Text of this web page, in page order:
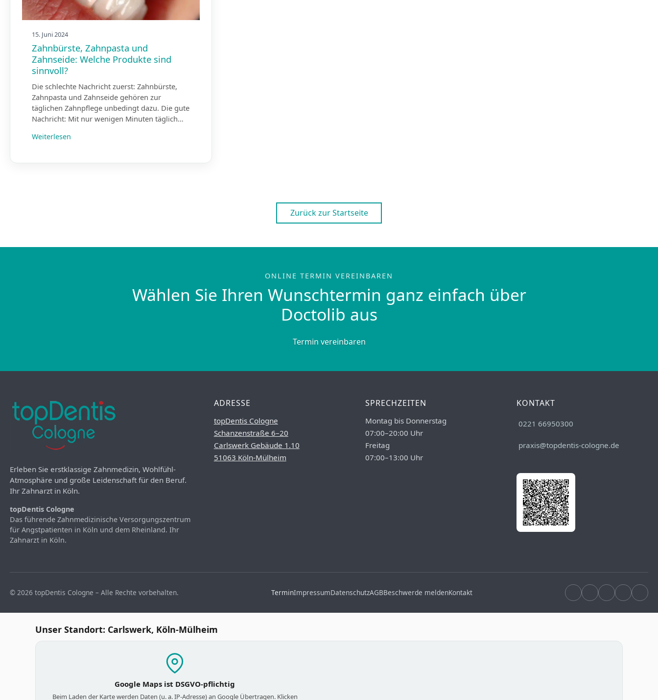
15. Juni 2024
Zahnbürste, Zahnpasta und
Zahnseide: Welche Produkte sind
sinnvoll?
Die schlechte Nachricht zuerst: Zahnbürste,
Zahnpasta und Zahnseide gehören zur
täglichen Zahnpflege unbedingt dazu. Die gute
Nachricht: Mit nur wenigen Minuten täglich…
Weiterlesen
Zurück zur Startseite
ONLINE TERMIN VEREINBAREN
Wählen Sie Ihren Wunschtermin ganz einfach über
Doctolib aus
Termin vereinbaren
Erleben Sie erstklassige Zahnmedizin, Wohlfühl-
Atmosphäre und große Leidenschaft für den Beruf.
Ihr Zahnarzt in Köln.
topDentis Cologne
Das führende Zahnmedizinische Versorgungszentrum
für Angstpatienten in Köln und dem Rheinland. Ihr
Zahnarzt in Köln.
ADRESSE
topDentis Cologne
Schanzenstraße 6–20
Carlswerk Gebäude 1.10
51063 Köln-Mülheim
SPRECHZEITEN
Montag bis Donnerstag
07:00–20:00 Uhr
Freitag
07:00–13:00 Uhr
KONTAKT
0221 66950300
praxis@topdentis-cologne.de
© 2026 topDentis Cologne – Alle Rechte vorbehalten. TerminImpressumDatenschutzAGBBeschwerde meldenKontakt
Unser Standort: Carlswerk, Köln-Mülheim
Google Maps ist DSGVO-pflichtig
Beim Laden der Karte werden Daten (u. a. IP-Adresse) an Google Übertragen. Klicken